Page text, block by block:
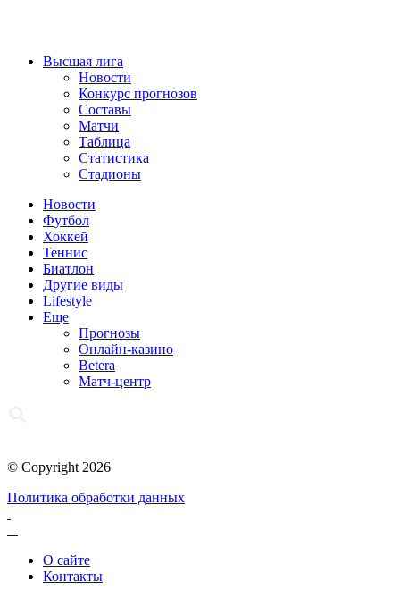
Высшая лига
Новости
Конкурс прогнозов
Составы
Матчи
Таблица
Статистика
Стадионы
Новости
Футбол
Хоккей
Теннис
Биатлон
Другие виды
Lifestyle
Еще
Прогнозы
Онлайн-казино
Betera
Матч-центр
© Copyright 2026
Политика обработки данных
О сайте
Контакты